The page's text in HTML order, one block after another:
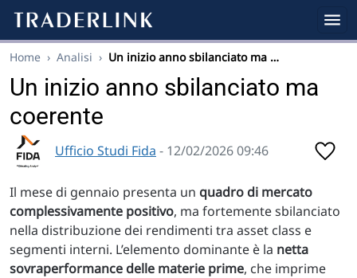
Home › Analisi › Un inizio anno sbilanciato ma …
Un inizio anno sbilanciato ma
coerente
Ufficio Studi Fida - 12/02/2026 09:46
Il mese di gennaio presenta un quadro di mercato
complessivamente positivo, ma fortemente sbilanciato
nella distribuzione dei rendimenti tra asset class e
segmenti interni. L’elemento dominante è la netta
sovraperformance delle materie prime, che imprime